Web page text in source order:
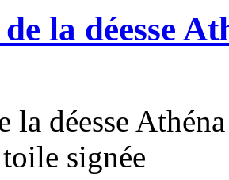
la déesse
la déesse
signée